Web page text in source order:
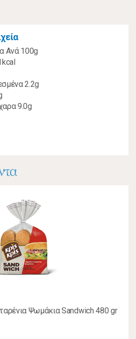
Ανά 100g
2.2g
9.0g
Ψωμάκια Sandwich 480 gr